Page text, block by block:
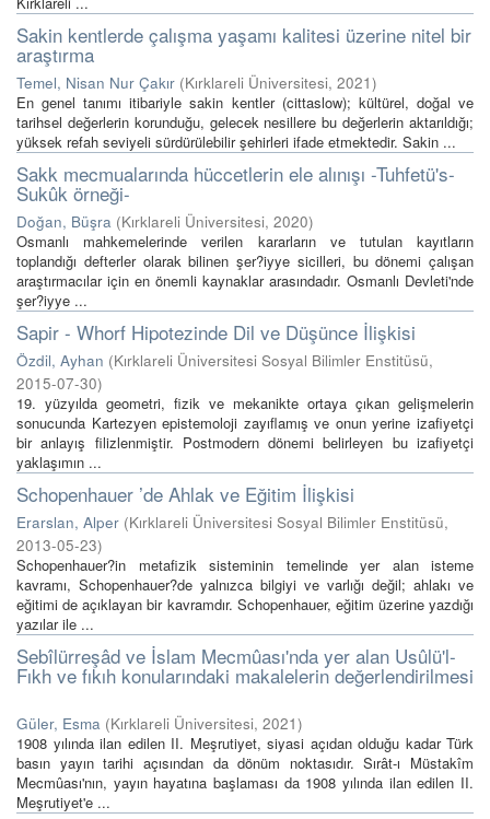
Sakin kentlerde çalışma yaşamı kalitesi üzerine nitel bir
araştırma
Temel, Nisan Nur Çakır (Kırklareli Üniversitesi, 2021)
En genel tanımı itibariyle sakin kentler (cittaslow); kültürel, doğal ve
tarihsel değerlerin korunduğu, gelecek nesillere bu değerlerin aktarıldığı;
yüksek refah seviyeli sürdürülebilir şehirleri ifade etmektedir. Sakin ...
Sakk mecmualarında hüccetlerin ele alınışı -Tuhfetü's-
Sukûk örneği-
Doğan, Büşra (Kırklareli Üniversitesi, 2020)
Osmanlı mahkemelerinde verilen kararların ve tutulan kayıtların
toplandığı defterler olarak bilinen şer?iyye sicilleri, bu dönemi çalışan
araştırmacılar için en önemli kaynaklar arasındadır. Osmanlı Devleti'nde
şer?iyye ...
Sapir - Whorf Hipotezinde Dil ve Düşünce İlişkisi
Özdil, Ayhan (Kırklareli Üniversitesi Sosyal Bilimler Enstitüsü,
2015-07-30)
19. yüzyılda geometri, fizik ve mekanikte ortaya çıkan gelişmelerin
sonucunda Kartezyen epistemoloji zayıflamış ve onun yerine izafiyetçi
bir anlayış filizlenmiştir. Postmodern dönemi belirleyen bu izafiyetçi
yaklaşımın ...
Schopenhauer ’de Ahlak ve Eğitim İlişkisi
Erarslan, Alper (Kırklareli Üniversitesi Sosyal Bilimler Enstitüsü,
2013-05-23)
Schopenhauer?in metafizik sisteminin temelinde yer alan isteme
kavramı, Schopenhauer?de yalnızca bilgiyi ve varlığı değil; ahlakı ve
eğitimi de açıklayan bir kavramdır. Schopenhauer, eğitim üzerine yazdığı
yazılar ile ...
Sebîlürreşâd ve İslam Mecmûası'nda yer alan Usûlü'l-
Fıkh ve fıkıh konularındaki makalelerin değerlendirilmesi
Güler, Esma (Kırklareli Üniversitesi, 2021)
1908 yılında ilan edilen II. Meşrutiyet, siyasi açıdan olduğu kadar Türk
basın yayın tarihi açısından da dönüm noktasıdır. Sırât-ı Müstakîm
Mecmûası'nın, yayın hayatına başlaması da 1908 yılında ilan edilen II.
Meşrutiyet'e ...